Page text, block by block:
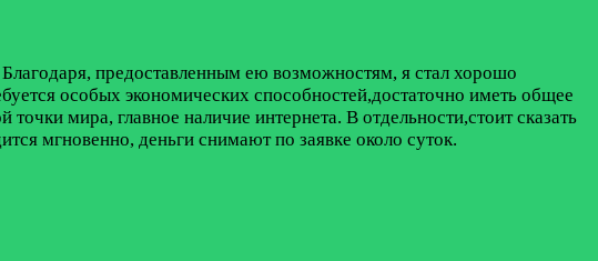
предоставленным ею возможностям, я стал хорошо
особых экономических способностей,достаточно иметь общее
мира, главное наличие интернета. В отдельности,стоит сказать
мгновенно, деньги снимают по заявке около суток.